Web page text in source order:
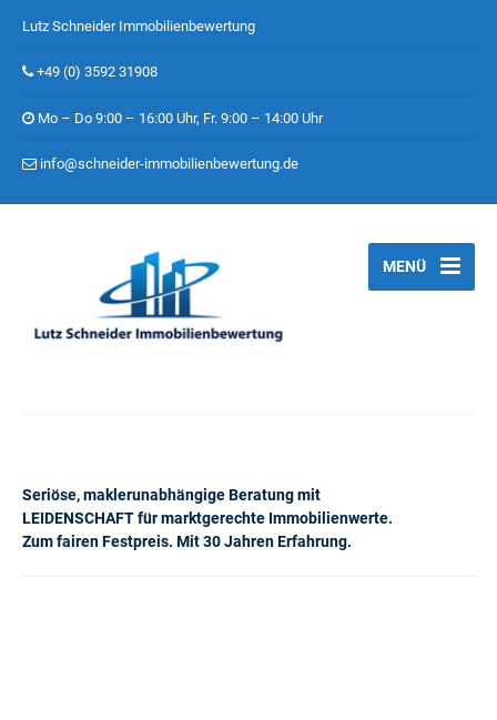
Lutz Schneider Immobilienbewertung
+49 (0) 3592 31908
Mo – Do 9:00 – 16:00 Uhr, Fr. 9:00 – 14:00 Uhr
info@schneider-immobilienbewertung.de
Seriöse, maklerunabhängige Beratung mit
LEIDENSCHAFT für marktgerechte Immobilienwerte.
Zum fairen Festpreis. Mit 30 Jahren Erfahrung.
MENÜ